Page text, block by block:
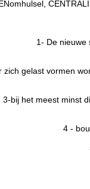
1- De nieuwe
gelast vormen
3-bij het meest minst
4 -